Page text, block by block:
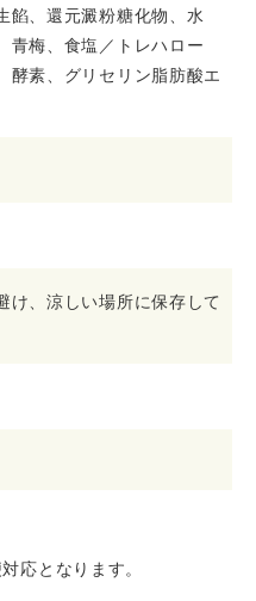
餡、還元澱粉糖化物、水
青梅、食塩／トレハロー
酵素、グリセリン脂肪酸エ
け、涼しい場所に保存して
応となります。